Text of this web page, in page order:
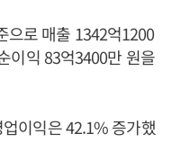
으로 매출 1342억1200
이익 83억3400만 원을
이익은 42.1% 증가했